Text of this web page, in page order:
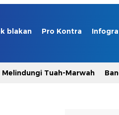
blakan Pro Kontra
Melindungi Tuah-Marwah